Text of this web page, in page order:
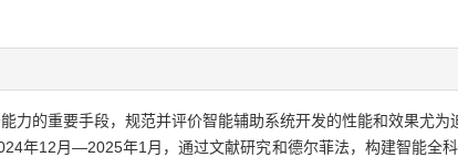
力的重要手段，规范并评价智能辅助系统开发的性能和效果尤
年12月—2025年1月，通过文献研究和德尔菲法，构建智能全